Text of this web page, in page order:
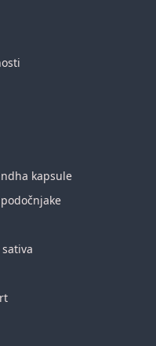
kapsule